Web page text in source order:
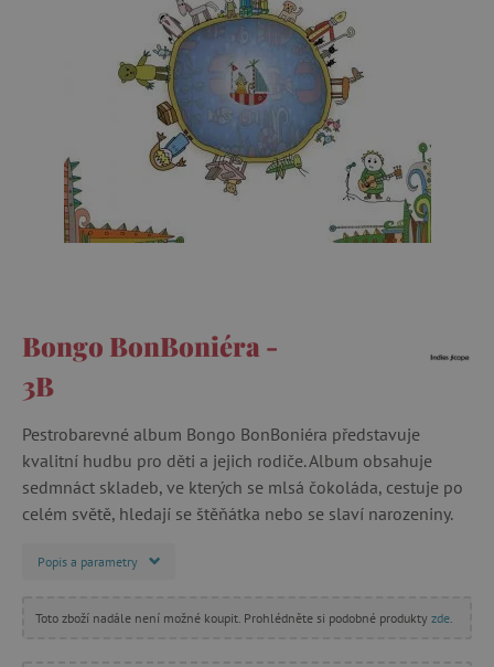
Bongo BonBoniéra -
3B
Pestrobarevné album Bongo BonBoniéra představuje
kvalitní hudbu pro děti a jejich rodiče. Album obsahuje
sedmnáct skladeb, ve kterých se mlsá čokoláda, cestuje po
celém světě, hledají se štěňátka nebo se slaví narozeniny.
Popis a parametry
Toto zboží nadále není možné koupit. Prohlédněte si podobné produkty zde